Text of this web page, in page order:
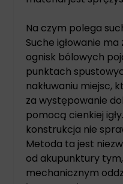
Na czym polega
Suche igłowanie
ognisk bólowych
punktach
nakłuwaniu miejsc,
za występowanie
pomocą cienkiej
konstrukcja nie
Metoda ta jest
od akupunktury tym,
mechanicznym